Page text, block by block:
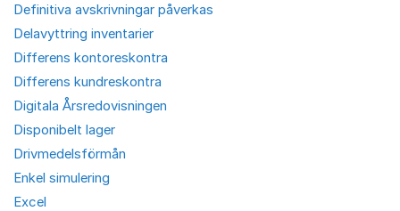
Definitiva avskrivningar påverkas
Delavyttring inventarier
Differens kontoreskontra
Differens kundreskontra
Digitala Årsredovisningen
Disponibelt lager
Drivmedelsförmån
Enkel simulering
Excel